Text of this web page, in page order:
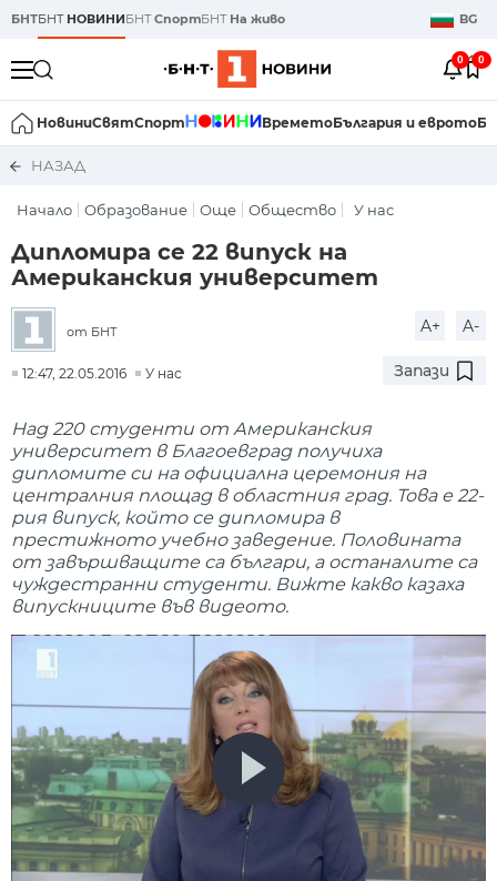
БНТБНТ НОВИНИБНТСпортБНТ На живо BG
0 0
НовиниСвятСпорт ВреметоБългария и еврото
НАЗАД
Начало Образование Още Общество У нас
Дипломира се 22 випуск на
Американския университет
от БНТ A+ A-
12:47, 22.05.2016 У нас Запази
Над 220 студенти от Американския
университет в Благоевград получиха
дипломите си на официална церемония на
централния площад в областния град. Това е 22-
рия випуск, който се дипломира в
престижното учебно заведение. Половината
от завършващите са българи, а останалите са
чуждестранни студенти. Вижте какво казаха
випускниците във видеото.